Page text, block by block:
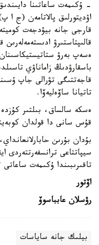
- ۇكىمەت ساعاتىنا
اۋديتورلىق پالاتامەن (ج ا
قارجى جانە بيۋدجەت
قالىپتاستىرۋ
ەسەپ بەرۋ
باسقارۋدىڭ زاماناۋي
قاجەتتىگى تۋرالى جاپ
تاتيانا ساۆەليەۆا.
ەسكە سالساق، بىلتىر
قۇس سانى دا قولدان
بۇدان بۇرىن
سيپاتتاعى ترانسفەرتتەردى
تاقىرىبىندا ۇكىمەت
اۆتور
رۋسلان عابباسوۆ
بيلىك جانە ساياسات